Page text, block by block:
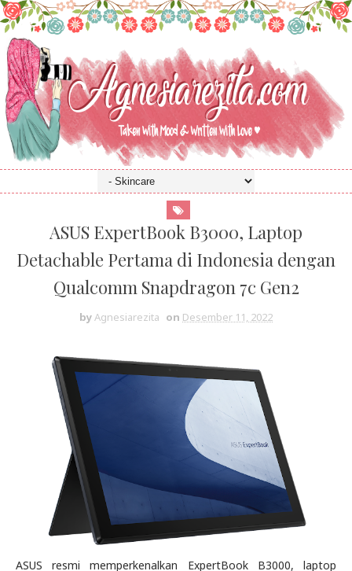
ASUS ExpertBook B3000, Laptop
Detachable Pertama di Indonesia dengan
Qualcomm Snapdragon 7c Gen2
byAgnesiarezita on Desember 11, 2022
ASUS resmi memperkenalkan ExpertBook B3000, laptop